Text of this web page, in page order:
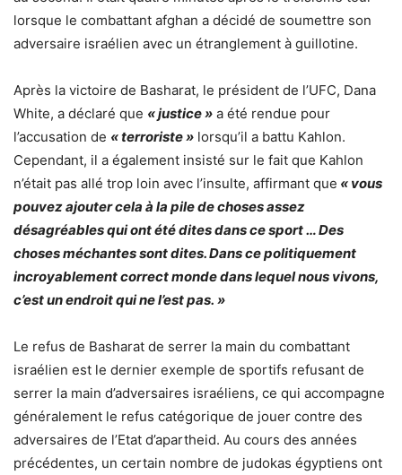
lorsque le combattant afghan a décidé de soumettre son
adversaire israélien avec un étranglement à guillotine.
Après la victoire de Basharat, le président de l’UFC, Dana
White, a déclaré que « justice » a été rendue pour
l’accusation de « terroriste » lorsqu’il a battu Kahlon.
Cependant, il a également insisté sur le fait que Kahlon
n’était pas allé trop loin avec l’insulte, affirmant que « vous
pouvez ajouter cela à la pile de choses assez
désagréables qui ont été dites dans ce sport … Des
choses méchantes sont dites. Dans ce politiquement
incroyablement correct monde dans lequel nous vivons,
c’est un endroit qui ne l’est pas. »
Le refus de Basharat de serrer la main du combattant
israélien est le dernier exemple de sportifs refusant de
serrer la main d’adversaires israéliens, ce qui accompagne
généralement le refus catégorique de jouer contre des
adversaires de l’Etat d’apartheid. Au cours des années
précédentes, un certain nombre de judokas égyptiens ont